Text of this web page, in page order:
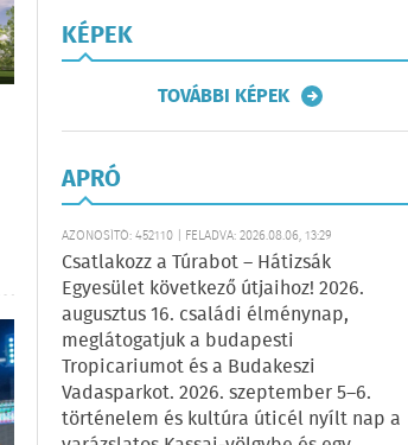
KÉPEK
TOVÁBBI KÉPEK
APRÓ
AZONOSÍTÓ: 452110 | FELADVA: 2026.08.06, 13:29
Csatlakozz a Túrabot – Hátizsák
Egyesület következő útjaihoz! 2026.
augusztus 16. családi élménynap,
meglátogatjuk a budapesti
Tropicariumot és a Budakeszi
Vadasparkot. 2026. szeptember 5–6.
történelem és kultúra úticél nyílt nap a